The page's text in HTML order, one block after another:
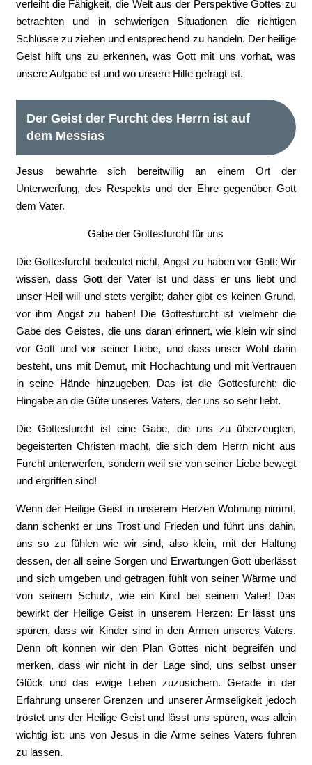
verleiht die Fähigkeit, die Welt aus der Perspektive Gottes zu
betrachten und in schwierigen Situationen die richtigen
Schlüsse zu ziehen und entsprechend zu handeln. Der heilige
Geist hilft uns zu erkennen, was Gott mit uns vorhat, was
unsere Aufgabe ist und wo unsere Hilfe gefragt ist.
Der Geist der Furcht des Herrn ist auf
dem Messias
Jesus bewahrte sich bereitwillig an einem Ort der
Unterwerfung, des Respekts und der Ehre gegenüber Gott
dem Vater.
Gabe der Gottesfurcht für uns
Die Gottesfurcht bedeutet nicht, Angst zu haben vor Gott: Wir
wissen, dass Gott der Vater ist und dass er uns liebt und
unser Heil will und stets vergibt; daher gibt es keinen Grund,
vor ihm Angst zu haben! Die Gottesfurcht ist vielmehr die
Gabe des Geistes, die uns daran erinnert, wie klein wir sind
vor Gott und vor seiner Liebe, und dass unser Wohl darin
besteht, uns mit Demut, mit Hochachtung und mit Vertrauen
in seine Hände hinzugeben. Das ist die Gottesfurcht: die
Hingabe an die Güte unseres Vaters, der uns so sehr liebt.
Die Gottesfurcht ist eine Gabe, die uns zu überzeugten,
begeisterten Christen macht, die sich dem Herrn nicht aus
Furcht unterwerfen, sondern weil sie von seiner Liebe bewegt
und ergriffen sind!
Wenn der Heilige Geist in unserem Herzen Wohnung nimmt,
dann schenkt er uns Trost und Frieden und führt uns dahin,
uns so zu fühlen wie wir sind, also klein, mit der Haltung
dessen, der all seine Sorgen und Erwartungen Gott überlässt
und sich umgeben und getragen fühlt von seiner Wärme und
von seinem Schutz, wie ein Kind bei seinem Vater! Das
bewirkt der Heilige Geist in unserem Herzen: Er lässt uns
spüren, dass wir Kinder sind in den Armen unseres Vaters.
Denn oft können wir den Plan Gottes nicht begreifen und
merken, dass wir nicht in der Lage sind, uns selbst unser
Glück und das ewige Leben zuzusichern. Gerade in der
Erfahrung unserer Grenzen und unserer Armseligkeit jedoch
tröstet uns der Heilige Geist und lässt uns spüren, was allein
wichtig ist: uns von Jesus in die Arme seines Vaters führen
zu lassen.